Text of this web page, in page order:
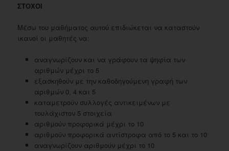
ΣΤΟΧΟΙ
Μέσω του μαθήματος αυτού επιδιώκεται να καταστούν
ικανοί οι μαθητές να:
αναγνωρίζουν και να γράφουν τα ψηφία των
αριθμών μέχρι το 5
εξασκηθούν με την καθοδηγούμενη γραφή των
αριθμών 0, 4 και 5
καταμετρούν συλλογές αντικειμένων με
τουλάχιστον 5 στοιχεία
αριθμούν προφορικά μέχρι το 10
αριθμούν προφορικά αντίστροφα από το 5 και το 10
αναγνωρίζουν αριθμούν μέχρι το 10